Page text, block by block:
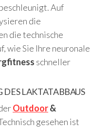
Auf
die
die technische
wie Sie Ihre neuronale
schneller
LAKTATABBAUS
Outdoor&
gesehen ist